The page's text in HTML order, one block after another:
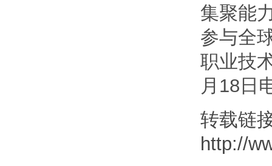
集聚能
参与全
职业技
月18日
转载链
http://